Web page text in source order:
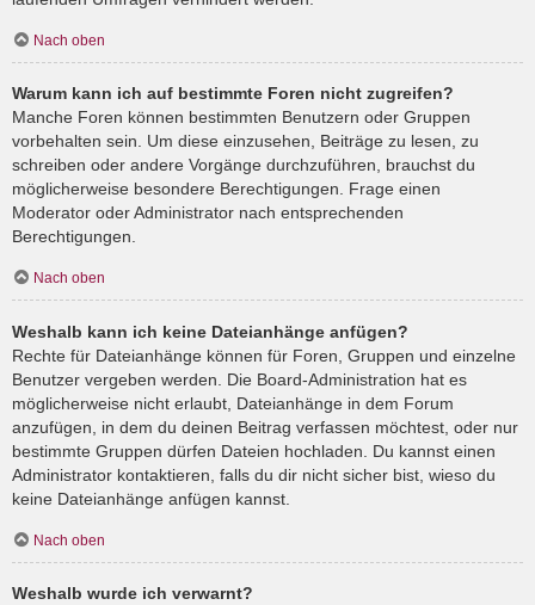
Nach oben
Warum kann ich auf bestimmte Foren nicht zugreifen?
Manche Foren können bestimmten Benutzern oder Gruppen
vorbehalten sein. Um diese einzusehen, Beiträge zu lesen, zu
schreiben oder andere Vorgänge durchzuführen, brauchst du
möglicherweise besondere Berechtigungen. Frage einen
Moderator oder Administrator nach entsprechenden
Berechtigungen.
Nach oben
Weshalb kann ich keine Dateianhänge anfügen?
Rechte für Dateianhänge können für Foren, Gruppen und einzelne
Benutzer vergeben werden. Die Board-Administration hat es
möglicherweise nicht erlaubt, Dateianhänge in dem Forum
anzufügen, in dem du deinen Beitrag verfassen möchtest, oder nur
bestimmte Gruppen dürfen Dateien hochladen. Du kannst einen
Administrator kontaktieren, falls du dir nicht sicher bist, wieso du
keine Dateianhänge anfügen kannst.
Nach oben
Weshalb wurde ich verwarnt?